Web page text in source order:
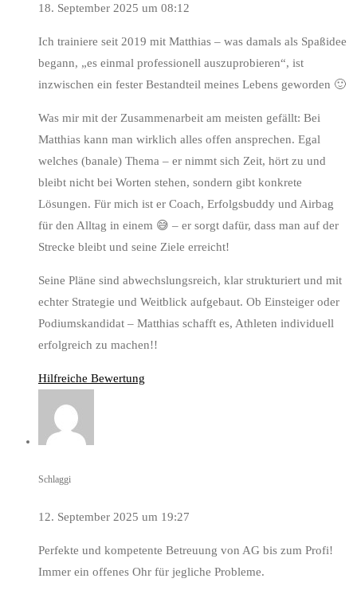
18. September 2025 um 08:12
Ich trainiere seit 2019 mit Matthias – was damals als Spaßidee
begann, „es einmal professionell auszuprobieren“, ist
inzwischen ein fester Bestandteil meines Lebens geworden 🙂
Was mir mit der Zusammenarbeit am meisten gefällt: Bei
Matthias kann man wirklich alles offen ansprechen. Egal
welches (banale) Thema – er nimmt sich Zeit, hört zu und
bleibt nicht bei Worten stehen, sondern gibt konkrete
Lösungen. Für mich ist er Coach, Erfolgsbuddy und Airbag
für den Alltag in einem 😅 – er sorgt dafür, dass man auf der
Strecke bleibt und seine Ziele erreicht!
Seine Pläne sind abwechslungsreich, klar strukturiert und mit
echter Strategie und Weitblick aufgebaut. Ob Einsteiger oder
Podiumskandidat – Matthias schafft es, Athleten individuell
erfolgreich zu machen!!
Hilfreiche Bewertung
Schlaggi
12. September 2025 um 19:27
Perfekte und kompetente Betreuung von AG bis zum Profi!
Immer ein offenes Ohr für jegliche Probleme.